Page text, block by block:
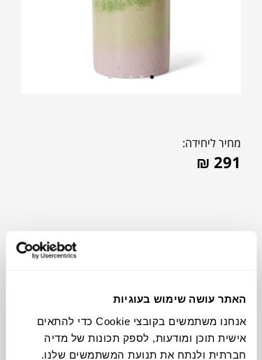
האתר עושה שימוש בעוגיות
אנחנו משתמשים בקובצי Cookie כדי להתאים
אישית תוכן ומודעות, לספק תכונות של מדיה
חברתית ולנתח את תנועת המשתמשים שלנו.
מחיר ליחידה:
₪ 291
צבעים